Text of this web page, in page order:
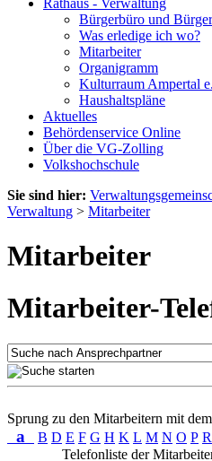
Rathaus - Verwaltung
Bürgerbüro und
Was erledige ich wo?
Mitarbeiter
Organigramm
Kulturraum Ampertal
Haushaltspläne
Aktuelles
Behördenservice Online
Über die VG-Zolling
Volkshochschule
Sie sind hier:
Verwaltung > Mitarbeiter
Mitarbeiter
Mitarbeiter-
Sprung zu den Mitarbeitern mit
a B D E F G H K L M N O P R
Telefonliste der